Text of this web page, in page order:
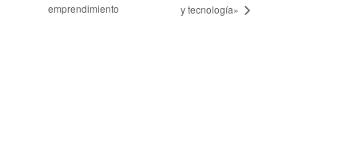
emprendimiento
y tecnología»